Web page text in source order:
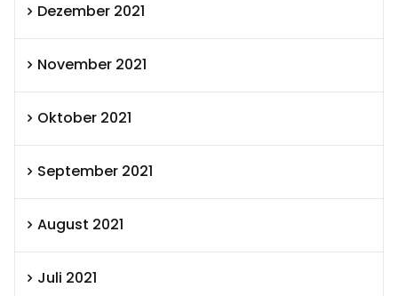
Dezember 2021
November 2021
Oktober 2021
September 2021
August 2021
Juli 2021